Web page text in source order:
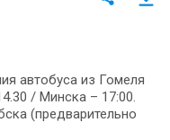
автобуса из Гомеля
/ Минска – 17:00.
(предварительно